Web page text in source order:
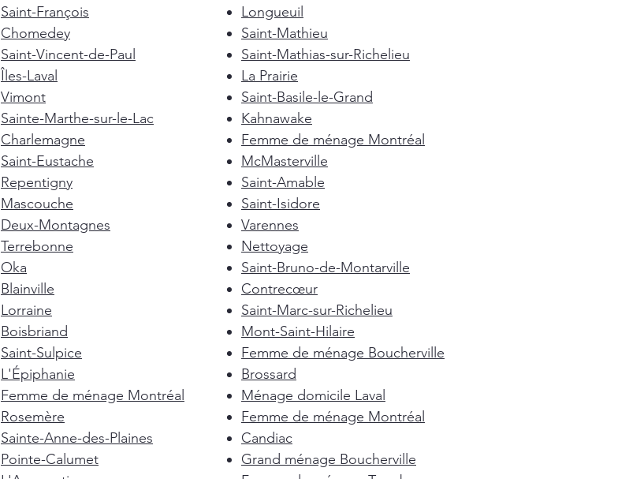
Saint-François
Chomedey
Saint-Vincent-de-Paul
Îles-Laval
Vimont
Sainte-Marthe-sur-le-Lac
Charlemagne
Saint-Eustache
Repentigny
Mascouche
Deux-Montagnes
Terrebonne
Oka
Blainville
Lorraine
Boisbriand
Saint-Sulpice
L'Épiphanie
Femme de ménage Montréal
Rosemère
Sainte-Anne-des-Plaines
Pointe-Calumet
Longueuil
Saint-Mathieu
Saint-Mathias-sur-Richelieu
La Prairie
Saint-Basile-le-Grand
Kahnawake
Femme de ménage Montréal
McMasterville
Saint-Amable
Saint-Isidore
Varennes
Nettoyage
Saint-Bruno-de-Montarville
Contrecœur
Saint-Marc-sur-Richelieu
Mont-Saint-Hilaire
Femme de ménage Boucherville
Brossard
Ménage domicile Laval
Femme de ménage Montréal
Candiac
Grand ménage Boucherville